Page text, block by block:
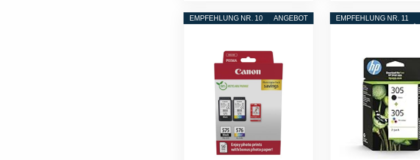
ANGEBOT
EMPFEHLUNG NR. 10 EMPFEHLUNG NR. 11